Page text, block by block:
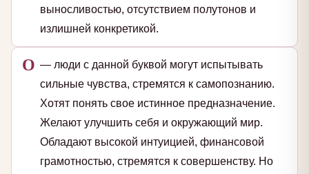
выносливостью, отсутствием полутонов и
излишней конкретикой.
О — люди с данной буквой могут испытывать
сильные чувства, стремятся к самопознанию.
Хотят понять свое истинное предназначение.
Желают улучшить себя и окружающий мир.
Обладают высокой интуицией, финансовой
грамотностью, стремятся к совершенству. Но